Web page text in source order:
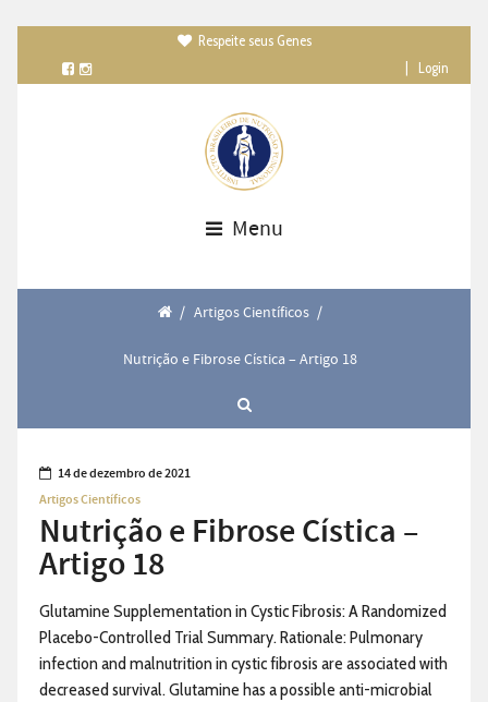
Respeite seus Genes
Login
Menu
/ Artigos Científicos /
Nutrição e Fibrose Cística – Artigo 18
14 de dezembro de 2021
Artigos Científicos
Nutrição e Fibrose Cística –
Artigo 18
Glutamine Supplementation in Cystic Fibrosis: A Randomized
Placebo-Controlled Trial Summary. Rationale: Pulmonary
infection and malnutrition in cystic fibrosis are associated with
decreased survival. Glutamine has a possible anti-microbial